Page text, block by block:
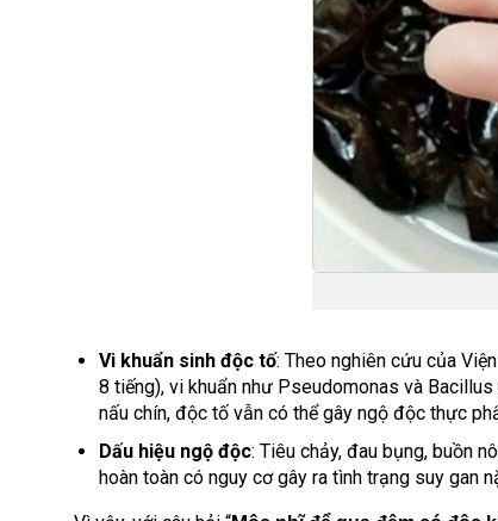
Vi khuẩn sinh độc tố: Theo nghiên cứu của
8 tiếng), vi khuẩn như Pseudomonas và
nấu chín, độc tố vẫn có thể gây ngộ độc thực
Dấu hiệu ngộ độc: Tiêu chảy, đau bụng, buồn
hoàn toàn có nguy cơ gây ra tình trạng suy gan